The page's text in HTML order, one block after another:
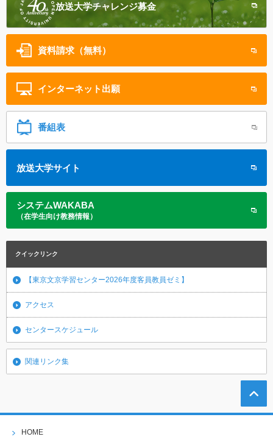
放送大学チャレンジ募金
資料請求（無料）
インターネット 出願
番組表
放送大学サイト
システムWAKABA
（在学生向け教務情報）
クイックリンク
【東京文京学習センター2026年度客員教員ゼミ】
アクセス
センタースケジュール
関連リンク集
HOME